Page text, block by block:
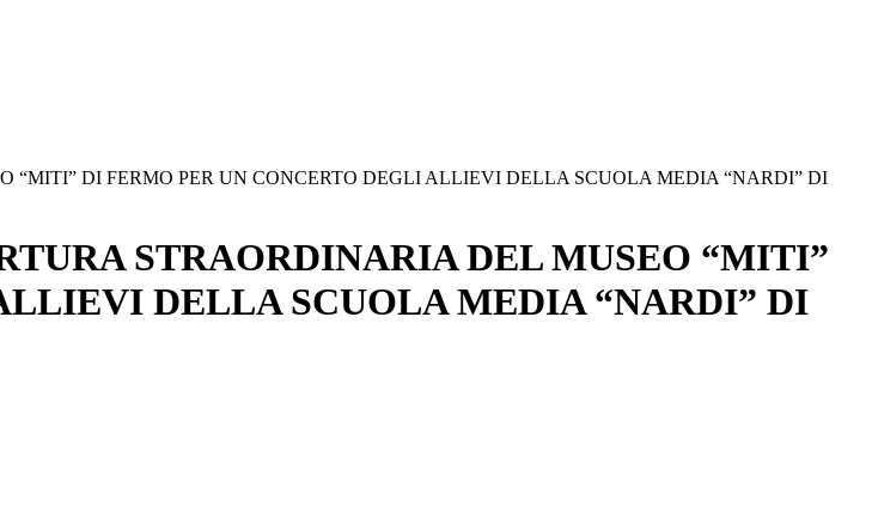
DI FERMO PER UN CONCERTO DEGLI ALLIEVI DELLA SCUOLA MEDIA “NARDI” DI
STRAORDINARIA DEL MUSEO “MITI”
DELLA SCUOLA MEDIA “NARDI” DI